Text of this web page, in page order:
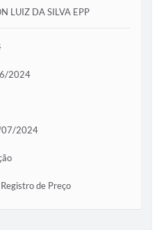
LUIZ DA SILVA EPP
2024
2024
de Preço